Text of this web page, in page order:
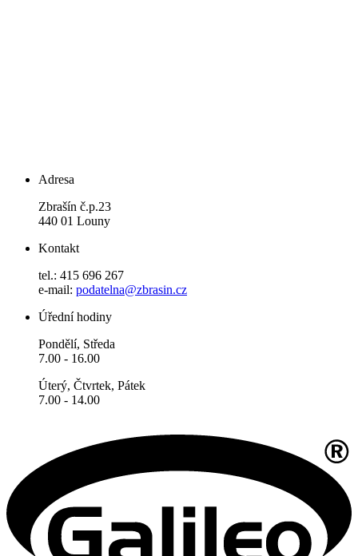
Adresa
Zbrašín č.p.23
440 01 Louny
Kontakt
tel.: 415 696 267
e-mail: podatelna@zbrasin.cz
Úřední hodiny
Pondělí, Středa
7.00 - 16.00
Úterý, Čtvrtek, Pátek
7.00 - 14.00